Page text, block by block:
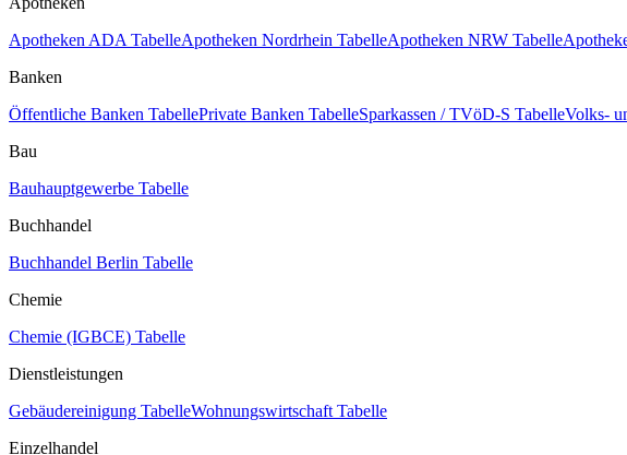
Apotheken ADA TabelleApotheken Nordrhein TabelleApotheken NRW Tabelle
Banken
Öffentliche Banken TabellePrivate Banken TabelleSparkassen / TVöD-S TabelleVolks-
Bau
Bauhauptgewerbe Tabelle
Buchhandel
Buchhandel Berlin Tabelle
Chemie
Chemie (IGBCE) Tabelle
Dienstleistungen
Gebäudereinigung TabelleWohnungswirtschaft Tabelle
Einzelhandel